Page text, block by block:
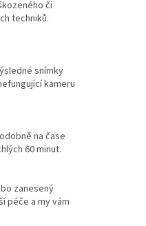
či
techniků.
snímky
kameru
na čase
60 minut.
zanesený
péče a my vám